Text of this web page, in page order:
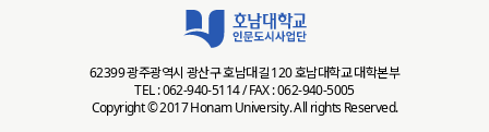
62399 광주광역시 광산구 호남대길 120 호남대학교 대학본부
TEL : 062-940-5114 / FAX : 062-940-5005
Copyright © 2017 Honam University. All rights Reserved.